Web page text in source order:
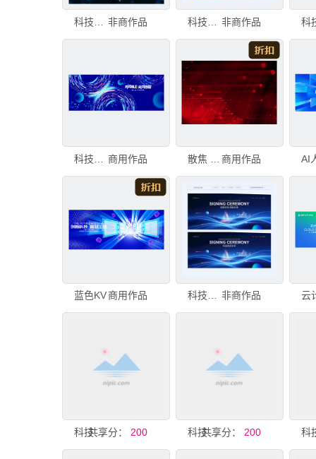
非商作品 非商作品
商用作品 商用作品
蓝色KV商用作品 科技背景 非商作品 云
科技背景
共享分： 200 科技背景
共享分： 200